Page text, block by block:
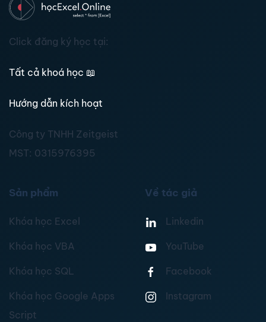
Click đăng ký học tại:
Tất cả khoá học 📖
Hướng dẫn kích hoạt
Công ty TNHH Zeitgeist
MST: 0315976395
Sản phẩm
Khóa học Excel
Khóa học VBA
Khóa học SQL
Khóa học Google Apps
Script
Về tác giả
Linkedin
YouTube
Facebook
Instagram